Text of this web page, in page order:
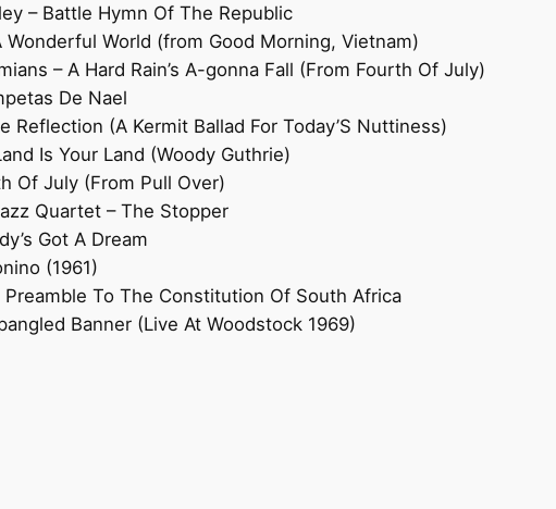
– Battle Hymn Of The Republic
Wonderful World (from Good Morning, Vietnam)
– A Hard Rain’s A-gonna Fall (From Fourth Of July)
De Nael
Reflection (A Kermit Ballad For Today’S Nuttiness)
Is Your Land (Woody Guthrie)
Of July (From Pull Over)
Quartet – The Stopper
Got A Dream
(1961)
To The Constitution Of South Africa
Banner (Live At Woodstock 1969)